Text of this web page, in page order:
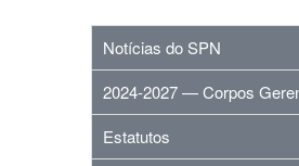
Notícias do SPN
2024-2027 — Corpos
Estatutos